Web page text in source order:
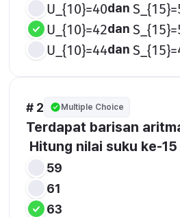
U_{10}=40dan
U_{10}=42dan
U_{10}=44dan
# 2 Multiple Choice
Terdapat barisan
Hitung nilai suku ke-
59
61
63